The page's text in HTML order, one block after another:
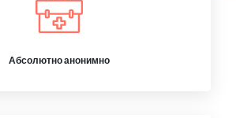
Абсолютно анонимно